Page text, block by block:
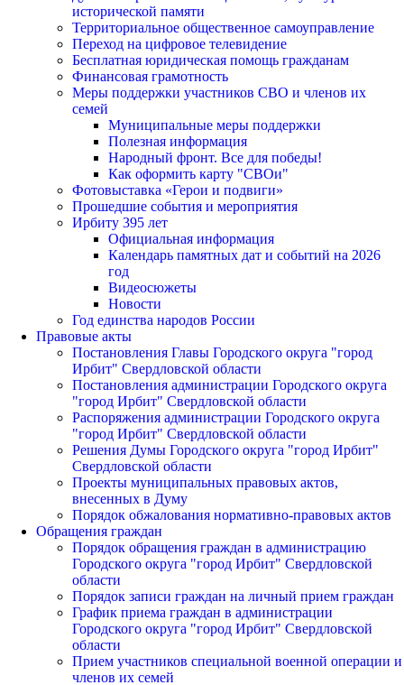
исторической памяти
Территориальное общественное самоуправление
Переход на цифровое телевидение
Бесплатная юридическая помощь гражданам
Финансовая грамотность
Меры поддержки участников СВО и членов их
семей
Муниципальные меры поддержки
Полезная информация
Народный фронт. Все для победы!
Как оформить карту "СВОи"
Фотовыставка «Герои и подвиги»
Прошедшие события и мероприятия
Ирбиту 395 лет
Официальная информация
Календарь памятных дат и событий на 2026
год
Видеосюжеты
Новости
Год единства народов России
Правовые акты
Постановления Главы Городского округа "город
Ирбит" Свердловской области
Постановления администрации Городского округа
"город Ирбит" Свердловской области
Распоряжения администрации Городского округа
"город Ирбит" Свердловской области
Решения Думы Городского округа "город Ирбит"
Свердловской области
Проекты муниципальных правовых актов,
внесенных в Думу
Порядок обжалования нормативно-правовых актов
Обращения граждан
Порядок обращения граждан в администрацию
Городского округа "город Ирбит" Свердловской
области
Порядок записи граждан на личный прием граждан
График приема граждан в администрации
Городского округа "город Ирбит" Свердловской
области
Прием участников специальной военной операции и
членов их семей